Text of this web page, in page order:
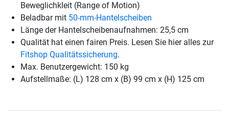
Beweglichkleit (Range of Motion)
Beladbar mit 50-mm-Hantelscheiben
Länge der Hantelscheibenaufnahmen: 25,5 cm
Qualität hat einen fairen Preis. Lesen Sie hier alles zur
Fitshop Qualitätssicherung.
Max. Benutzergewicht: 150 kg
Aufstellmaße: (L) 128 cm x (B) 99 cm x (H) 125 cm